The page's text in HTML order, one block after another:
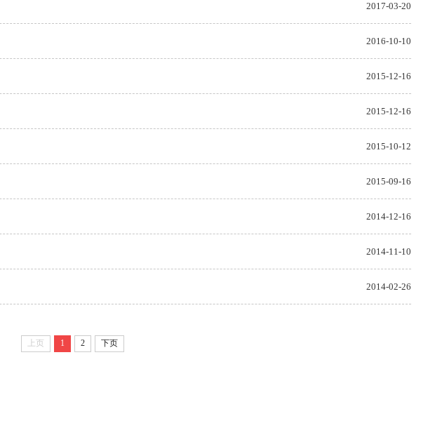
2017-03-20
2016-10-10
2015-12-16
2015-12-16
2015-10-12
2015-09-16
2014-12-16
2014-11-10
2014-02-26
上页 1 2 下页